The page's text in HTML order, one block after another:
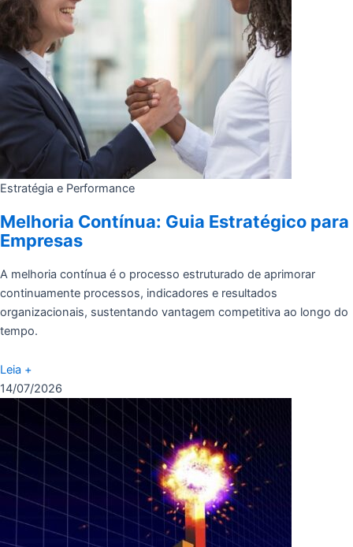
Estratégia e Performance
Melhoria Contínua: Guia Estratégico para
Empresas
A melhoria contínua é o processo estruturado de aprimorar
continuamente processos, indicadores e resultados
organizacionais, sustentando vantagem competitiva ao longo do
tempo.
Leia +
14/07/2026